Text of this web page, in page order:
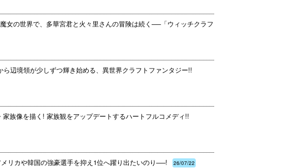
女の世界で、多華宮君と火々里さんの冒険は続く──「ウィッチクラフ
辺境領が少しずつ輝き始める、異世界クラフトファンタジー!!
族像を描く! 家族観をアップデートするハートフルコメディ!!
リカや韓国の強豪選手を抑え1位へ躍り出たいのり──! 26/07/22